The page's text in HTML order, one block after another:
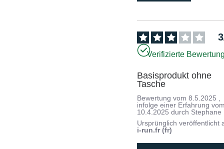
3
Verifizierte
Basisprodukt ohne
Tasche
Bewertung vom8.5.2025
infolge einer Erfahrung
10.4.2025 durch Stephane
Ursprünglich veröffentlicht
i-run.fr (fr)